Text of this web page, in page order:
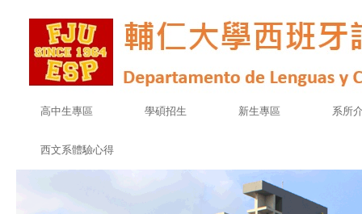
高中生專區 學碩招生 新生專區 系所
西文系體驗心得